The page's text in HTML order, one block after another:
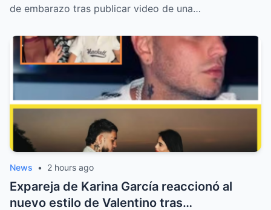
de embarazo tras publicar video de una…
News • 2 hours ago
Expareja de Karina García reaccionó al
nuevo estilo de Valentino tras